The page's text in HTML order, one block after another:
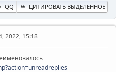
QQ ЦИТИРОВАТЬ ВЫДЕЛЕННОЕ
2022, 15:18